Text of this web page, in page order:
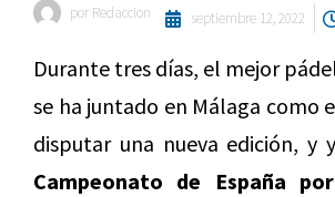
por Redaccion septiembre 12, 2022
Durante tres días, el mejor
se ha juntado en Málaga como
disputar una nueva edición, y
Campeonato de España